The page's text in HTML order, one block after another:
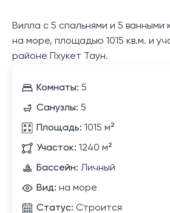
Вилла с 5 спальнями и 5 ванными
на море, площадью 1015 кв.м. и
районе Пхукет Таун.
Комнаты: 5
Санузлы: 5
Площадь: 1015 м²
Участок: 1240 м²
Бассейн: Личный
Вид: на море
Статус: Строится